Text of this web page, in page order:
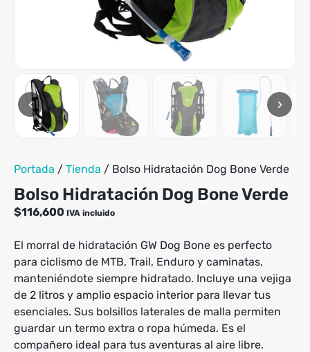
variantes.
elegir
en
la
página
de
‹ ›
Portada / Tienda / Bolso Hidratación Dog Bone Verde
Bolso Hidratación Dog Bone Verde
$116,600 IVA incluido
El morral de hidratación GW Dog Bone es perfecto
para ciclismo de MTB, Trail, Enduro y caminatas,
manteniéndote siempre hidratado. Incluye una vejiga
de 2 litros y amplio espacio interior para llevar tus
esenciales. Sus bolsillos laterales de malla permiten
guardar un termo extra o ropa húmeda. Es el
compañero ideal para tus aventuras al aire libre.